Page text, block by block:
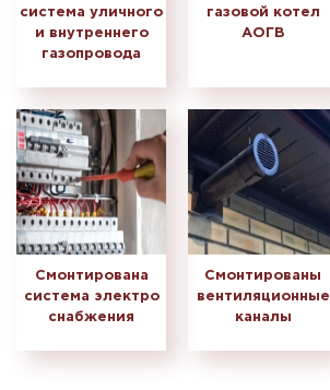
система уличного
и внутреннего
газопровода
газовой котел
АОГВ
Смонтирована
система электро
снабжения
Смонтированы
вентиляционные
каналы